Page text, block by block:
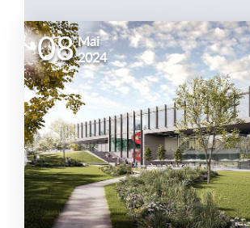
08 Mai
2024